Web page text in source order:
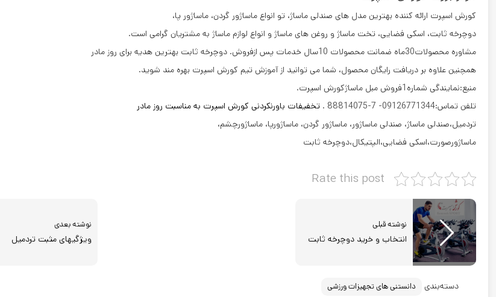
کورش اسپرت ارائه کننده بهترین مدل های صندلی ماساژ، تو انواع ماساژور گردن، ماساژور پا،
دوچرخه ثابت، اسکی فضایی، تخت ماساژ و روغن های ماساژ و انواع لوازم ماساژ به مشتریان گرامی است.
مشاوره محصولات30ماه ضمانت محصولات 10سال خدمات پس ازفروش. دوچرخه ثابت بهترین هدیه برای روز مادر
همچنین علاوه بر دریافت رایگان محصول، شما می توانید از آموزش تیم کورش اسپرت بهره مند شوید.
منبع:نمایندگی شماره1فروش مبل ماساژکورش اسپرت.
تلفن تماس:09126771344- 7-88814075 .
تخفیفات باورنکردنی کورش اسپرت به مناسبت روز مادر
تردمیل،صندلی ماساژ، صندلی ماساژور، ماساژور گردن، ماساژورپا، ماساژورچشم،
ماساژورصورت،اسکی فضایی،الپتیکال،دوچرخه ثابت
Rate this post
نوشته قبلی
انتخاب و خرید دوچرخه ثابت
نوشته بعدی
ویژگیهای مثبت تردمیل
دسته‌بندی دانستنی های تجهیزات ورزشی